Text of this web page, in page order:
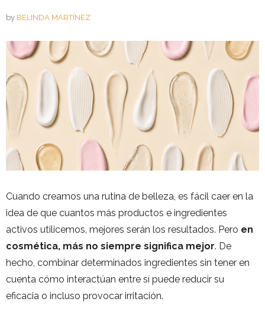
by BELINDA MARTÍNEZ
Cuando creamos una rutina de belleza, es fácil caer en la
idea de que cuantos más productos e ingredientes
activos utilicemos, mejores serán los resultados. Pero en
cosmética, más no siempre significa mejor. De
hecho, combinar determinados ingredientes sin tener en
cuenta cómo interactúan entre sí puede reducir su
eficacia o incluso provocar irritación.